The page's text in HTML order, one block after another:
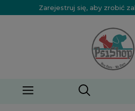
Zarejestruj się, aby zrobić